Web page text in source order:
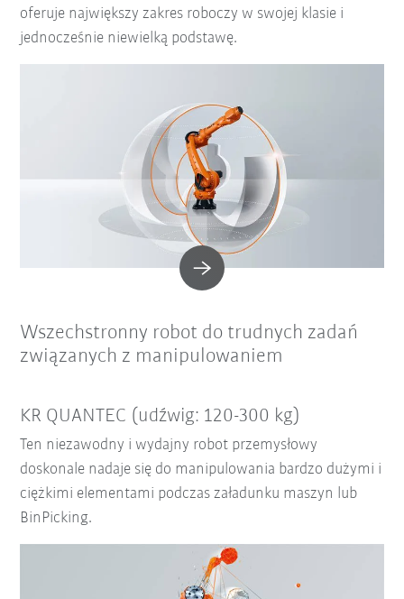
oferuje największy zakres roboczy w swojej klasie i
jednocześnie niewielką podstawę.
Wszechstronny robot do trudnych zadań
związanych z manipulowaniem
KR QUANTEC (udźwig: 120-300 kg)
Ten niezawodny i wydajny robot przemysłowy
doskonale nadaje się do manipulowania bardzo dużymi i
ciężkimi elementami podczas załadunku maszyn lub
BinPicking.